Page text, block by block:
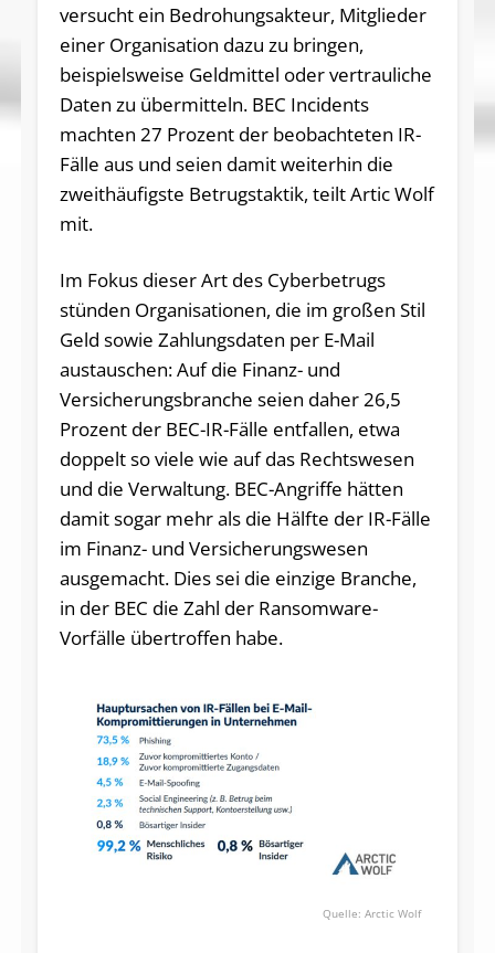
versucht ein Bedrohungsakteur, Mitglieder
einer Organisation dazu zu bringen,
beispielsweise Geldmittel oder vertrauliche
Daten zu übermitteln. BEC Incidents
machten 27 Prozent der beobachteten IR-
Fälle aus und seien damit weiterhin die
zweithäufigste Betrugstaktik, teilt Artic Wolf
mit.
Im Fokus dieser Art des Cyberbetrugs
stünden Organisationen, die im großen Stil
Geld sowie Zahlungsdaten per E-Mail
austauschen: Auf die Finanz- und
Versicherungsbranche seien daher 26,5
Prozent der BEC-IR-Fälle entfallen, etwa
doppelt so viele wie auf das Rechtswesen
und die Verwaltung. BEC-Angriffe hätten
damit sogar mehr als die Hälfte der IR-Fälle
im Finanz- und Versicherungswesen
ausgemacht. Dies sei die einzige Branche,
in der BEC die Zahl der Ransomware-
Vorfälle übertroffen habe.
Arctic Wolf